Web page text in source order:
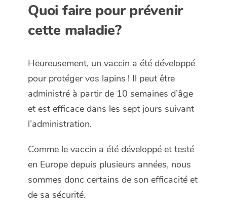
Quoi faire pour prévenir
cette maladie?
Heureusement, un vaccin a été développé
pour protéger vos lapins ! Il peut être
administré à partir de 10 semaines d’âge
et est efficace dans les sept jours suivant
l’administration.
Comme le vaccin a été développé et testé
en Europe depuis plusieurs années, nous
sommes donc certains de son efficacité et
de sa sécurité.